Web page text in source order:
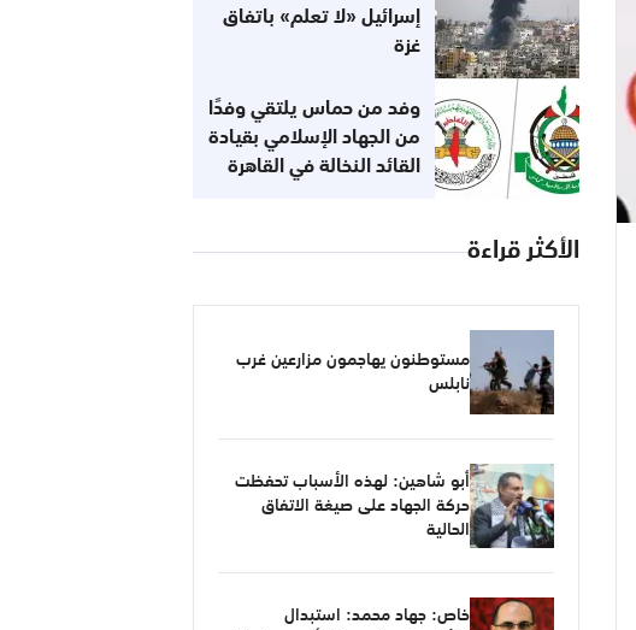
إسرائيل «لا تعلم» باتفاق
غزة
وفد من حماس يلتقي وفدًا
من الجهاد الإسلامي بقيادة
القائد النخالة في القاهرة
الأكثر قراءة
مستوطنون يهاجمون مزارعين غرب
نابلس
أبو شاهين: لهذه الأسباب تحفظت
حركة الجهاد على صيغة الاتفاق
الحالية
خاص: جهاد محمد: استبدال